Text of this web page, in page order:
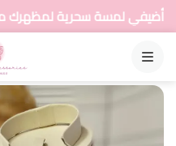
سحرية لمظهرك مع
القائمة